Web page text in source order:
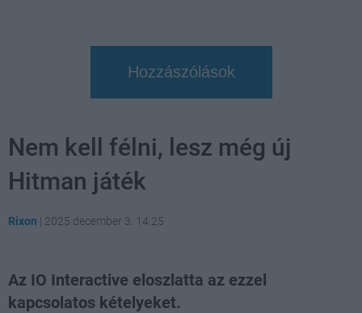
Hozzászólások
Nem kell félni, lesz még új
Hitman játék
Rixon | 2025 december 3. 14:25
Az IO Interactive eloszlatta az ezzel
kapcsolatos kételyeket.